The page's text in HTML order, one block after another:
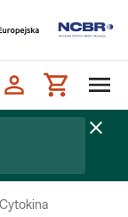
Cytokina